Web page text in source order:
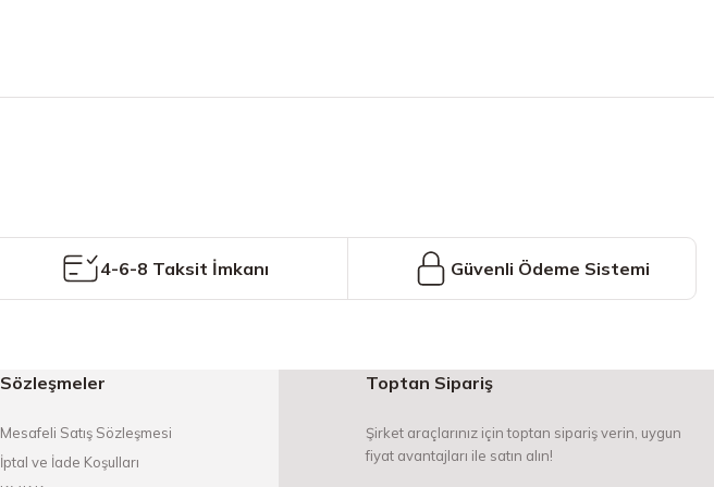
4-6-8 Taksit İmkanı Güvenli Ödeme Sistemi
Sözleşmeler
Mesafeli Satış Sözleşmesi
İptal ve İade Koşulları
Toptan Sipariş
Şirket araçlarınız için toptan sipariş verin, uygun
fiyat avantajları ile satın alın!